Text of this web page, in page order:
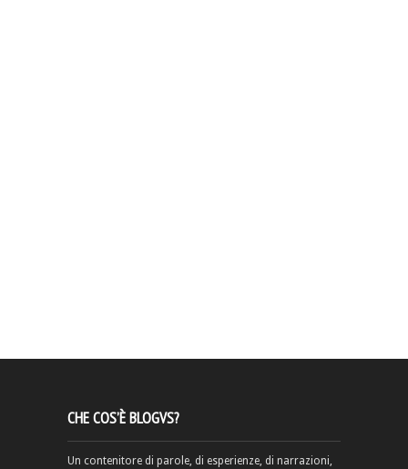
CHE COS’È BLOGVS?
Un contenitore di parole, di esperienze, di narrazioni,